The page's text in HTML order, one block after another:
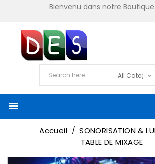
Bienvenu dans notre Boutique

Accueil
SONORISATION &
TABLE DE MIXAGE